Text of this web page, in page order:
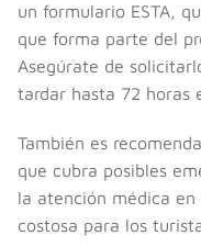
un formulario ESTA,
que forma parte del
Asegúrate de
tardar hasta 72 horas
También es
que cubra posibles
la atención médica
costosa para los